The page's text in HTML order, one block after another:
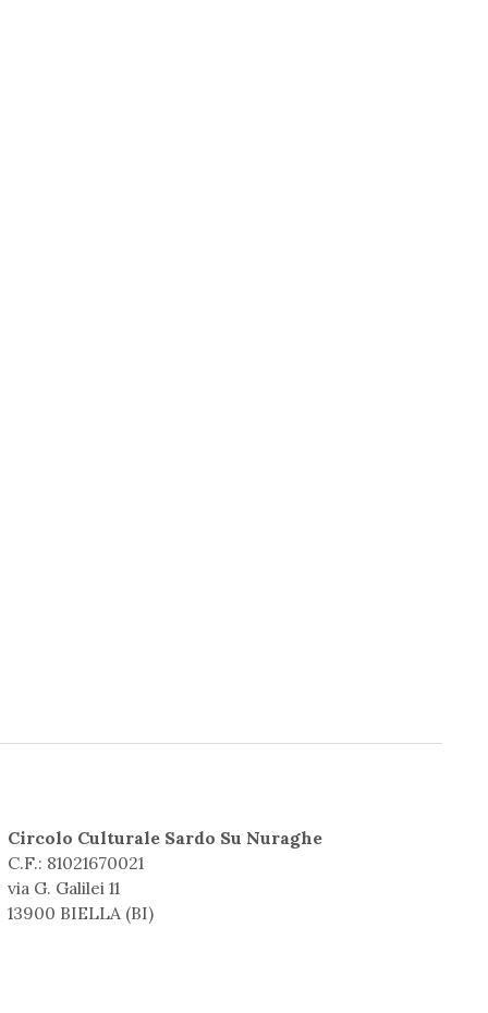
Circolo Culturale Sardo Su Nuraghe
C.F.: 81021670021
via G. Galilei 11
13900 BIELLA (BI)